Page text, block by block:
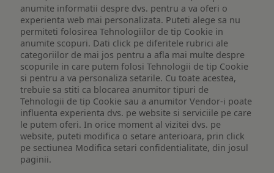
anumite informatii despre dvs. pentru a va oferi o
experienta web mai personalizata. Puteti alege sa nu
permiteti folosirea Tehnologiilor de tip Cookie in
anumite scopuri. Dati click pe diferitele rubrici ale
categoriilor de mai jos pentru a afla mai multe despre
scopurile in care putem folosi Tehnologii de tip Cookie
si pentru a va personaliza setarile. Cu toate acestea,
trebuie sa stiti ca blocarea anumitor tipuri de
Tehnologii de tip Cookie sau a anumitor Vendor-i poate
influenta experienta dvs. pe website si serviciile pe care
le putem oferi. In orice moment al vizitei dvs. pe
website, puteti modifica o setare anterioara, prin click
pe sectiunea Modifica setari confidentialitate, din josul
paginii.